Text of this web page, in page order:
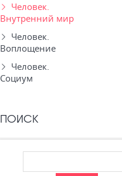
Человек.
Внутренний мир
Человек.
Воплощение
Человек.
Социум
ПОИСК